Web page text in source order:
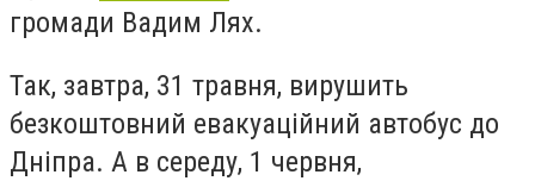
громади Вадим Лях.
Так, завтра, 31 травня, вирушить
безкоштовний евакуаційний автобус до
Дніпра. А в середу, 1 червня,